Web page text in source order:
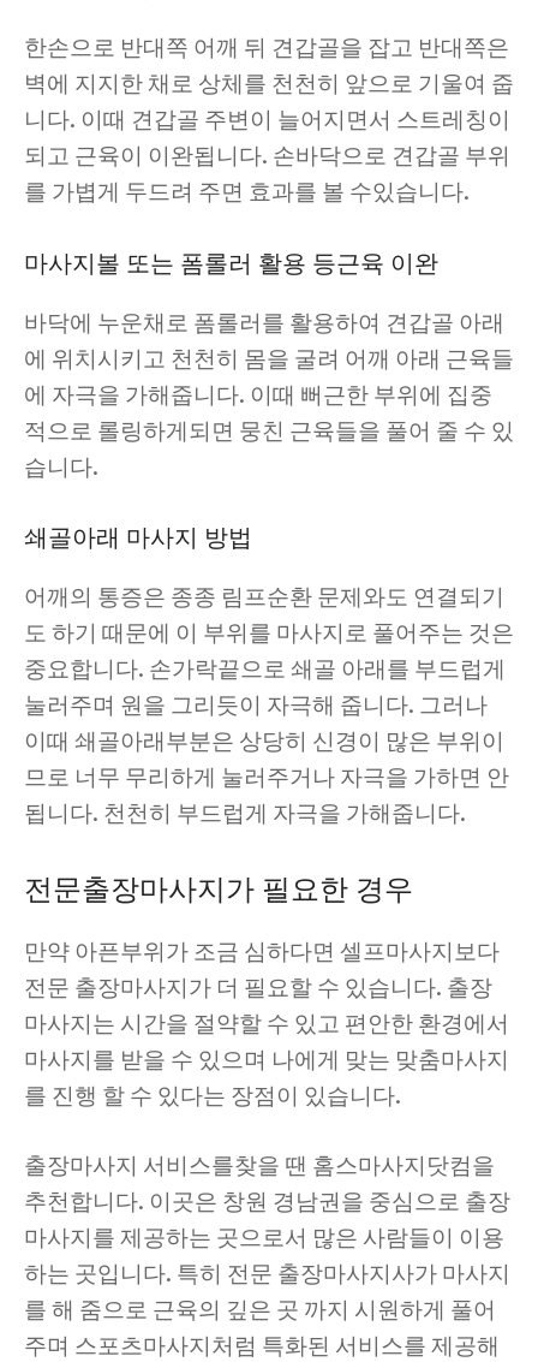
한손으로 반대쪽 어깨 뒤 견갑골을 잡고 반대쪽은
벽에 지지한 채로 상체를 천천히 앞으로 기울여 줍
니다. 이때 견갑골 주변이 늘어지면서 스트레칭이
되고 근육이 이완됩니다. 손바닥으로 견갑골 부위
를 가볍게 두드려 주면 효과를 볼 수있습니다.
마사지볼 또는 폼롤러 활용 등근육 이완
바닥에 누운채로 폼롤러를 활용하여 견갑골 아래
에 위치시키고 천천히 몸을 굴려 어깨 아래 근육들
에 자극을 가해줍니다. 이때 뻐근한 부위에 집중
적으로 롤링하게되면 뭉친 근육들을 풀어 줄 수 있
습니다.
쇄골아래 마사지 방법
어깨의 통증은 종종 림프순환 문제와도 연결되기
도 하기 때문에 이 부위를 마사지로 풀어주는 것은
중요합니다. 손가락끝으로 쇄골 아래를 부드럽게
눌러주며 원을 그리듯이 자극해 줍니다. 그러나
이때 쇄골아래부분은 상당히 신경이 많은 부위이
므로 너무 무리하게 눌러주거나 자극을 가하면 안
됩니다. 천천히 부드럽게 자극을 가해줍니다.
전문출장마사지가 필요한 경우
만약 아픈부위가 조금 심하다면 셀프마사지보다
전문 출장마사지가 더 필요할 수 있습니다. 출장
마사지는 시간을 절약할 수 있고 편안한 환경에서
마사지를 받을 수 있으며 나에게 맞는 맞춤마사지
를 진행 할 수 있다는 장점이 있습니다.
출장마사지 서비스를찾을 땐 홈스마사지닷컴을
추천합니다. 이곳은 창원 경남권을 중심으로 출장
마사지를 제공하는 곳으로서 많은 사람들이 이용
하는 곳입니다. 특히 전문 출장마사지사가 마사지
를 해 줌으로 근육의 깊은 곳 까지 시원하게 풀어
주며 스포츠마사지처럼 특화된 서비스를 제공해